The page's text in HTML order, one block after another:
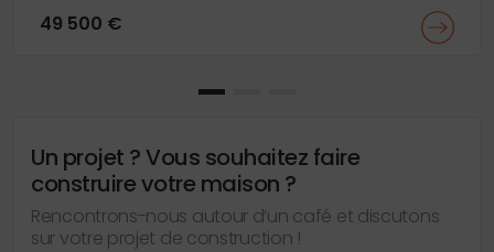
49 500 €
Un projet ? Vous souhaitez faire
construire votre maison ?
Rencontrons-nous autour d’un café et discutons
sur votre projet de construction !